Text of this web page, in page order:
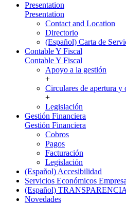
Presentation
Presentation
Contact and Location
Directorio
(Español) Carta de
Contable Y Fiscal
Contable Y Fiscal
Apoyo a la gestión
+
Circulares de apertura y
+
Legislación
Gestión Financiera
Gestión Financiera
Cobros
Pagos
Facturación
Legislación
(Español) Accesibilidad
Servicios Económicos
(Español) TRANSPARENCIA
Novedades